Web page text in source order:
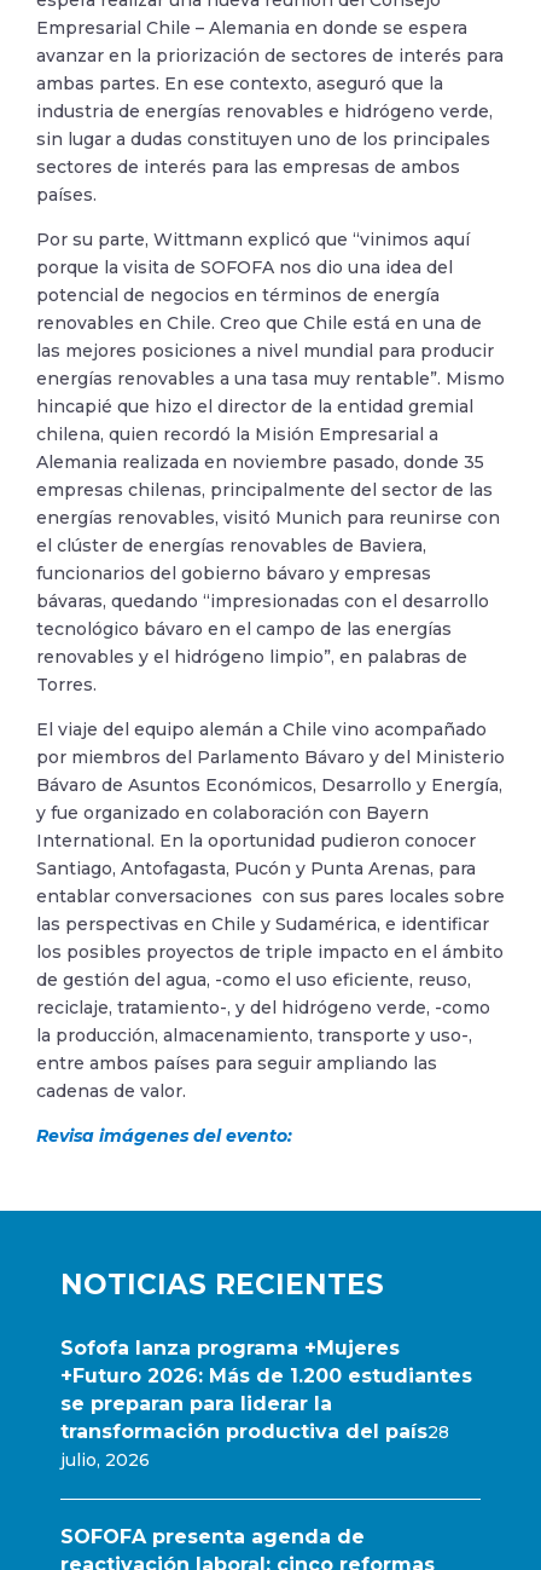
NOTICIAS RECIENTES
Sofofa lanza programa +Mujeres
+Futuro 2026: Más de 1.200 estudiantes
se preparan para liderar la
transformación productiva del país28
julio, 2026
SOFOFA presenta agenda de
reactivación laboral: cinco reformas
Empresarial Chile – Alemania en donde se espera
avanzar en la priorización de sectores de interés para
ambas partes. En ese contexto, aseguró que la
industria de energías renovables e hidrógeno verde,
sin lugar a dudas constituyen uno de los principales
sectores de interés para las empresas de ambos
países.
Por su parte, Wittmann explicó que “vinimos aquí
porque la visita de SOFOFA nos dio una idea del
potencial de negocios en términos de energía
renovables en Chile. Creo que Chile está en una de
las mejores posiciones a nivel mundial para producir
energías renovables a una tasa muy rentable”. Mismo
hincapié que hizo el director de la entidad gremial
chilena, quien recordó la Misión Empresarial a
Alemania realizada en noviembre pasado, donde 35
empresas chilenas, principalmente del sector de las
energías renovables, visitó Munich para reunirse con
el clúster de energías renovables de Baviera,
funcionarios del gobierno bávaro y empresas
bávaras, quedando “impresionadas con el desarrollo
tecnológico bávaro en el campo de las energías
renovables y el hidrógeno limpio”, en palabras de
Torres.
El viaje del equipo alemán a Chile vino acompañado
por miembros del Parlamento Bávaro y del Ministerio
Bávaro de Asuntos Económicos, Desarrollo y Energía,
y fue organizado en colaboración con Bayern
International. En la oportunidad pudieron conocer
Santiago, Antofagasta, Pucón y Punta Arenas, para
entablar conversaciones con sus pares locales sobre
las perspectivas en Chile y Sudamérica, e identificar
los posibles proyectos de triple impacto en el ámbito
de gestión del agua, -como el uso eficiente, reuso,
reciclaje, tratamiento-, y del hidrógeno verde, -como
la producción, almacenamiento, transporte y uso-,
entre ambos países para seguir ampliando las
cadenas de valor.
Revisa imágenes del evento: